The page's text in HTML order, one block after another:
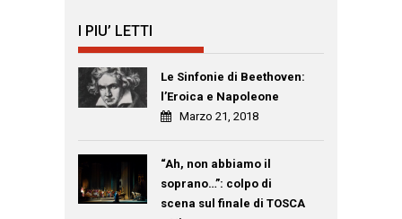
I PIU’ LETTI
Le Sinfonie di Beethoven:
l’Eroica e Napoleone
Marzo 21, 2018
“Ah, non abbiamo il
soprano…”: colpo di
scena sul finale di TOSCA